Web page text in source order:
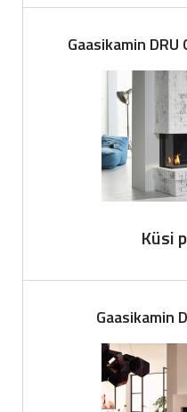
Gaasikamin
Küsi
Gaasikamin